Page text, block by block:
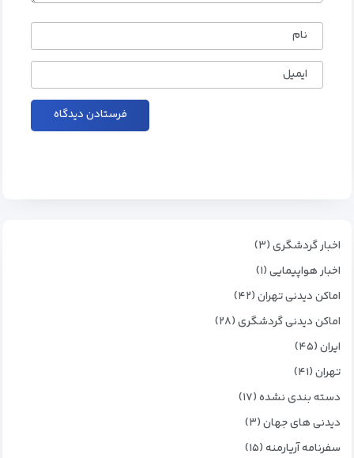
نام
ایمیل
اخبار گردشگری (۳)
اخبار هواپیمایی (۱)
اماکن دیدنی تهران (۴۲)
اماکن دیدنی گردشگری (۲۸)
ایران (۴۵)
تهران (۴۱)
دسته بندی نشده (۱۷)
دیدنی های جهان (۳)
سفرنامه آریارمنه (۱۵)